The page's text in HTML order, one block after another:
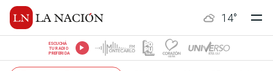
14°
ESCUCHÁ
TU RADIO
PREFERIDA